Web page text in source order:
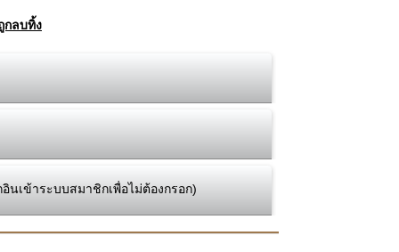
กลบทิ้ง
นเข้าระบบสมาชิกเพื่อไม่ต้องกรอก)